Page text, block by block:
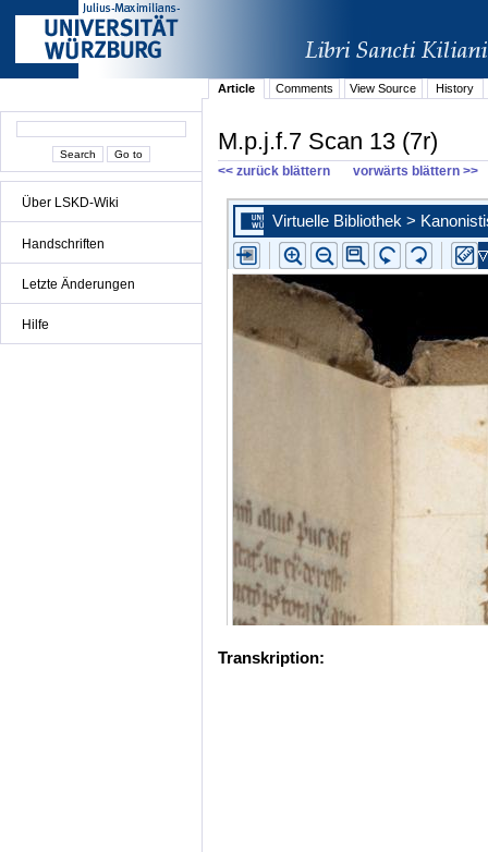
Über LSKD-Wiki
Handschriften
Letzte Änderungen
Hilfe
Article Comments View Source History
M.p.j.f.7 Scan 13 (7r)
<< zurück blättern vorwärts blättern >>
Transkription: